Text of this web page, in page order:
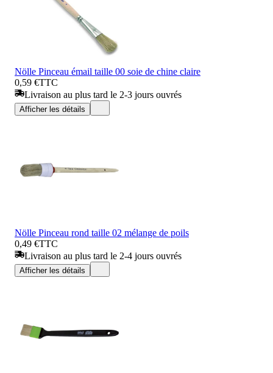
Nölle Pinceau émail taille 00 soie de chine claire
0,59 €TTC
Livraison au plus tard le 2-3 jours ouvrés
Afficher les détails
Nölle Pinceau rond taille 02 mélange de poils
0,49 €TTC
Livraison au plus tard le 2-4 jours ouvrés
Afficher les détails